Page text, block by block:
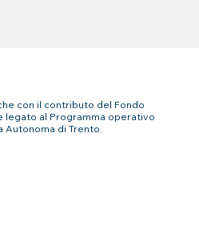
con il contributo del Fondo
legato al Programma operativo
Autonoma di Trento.